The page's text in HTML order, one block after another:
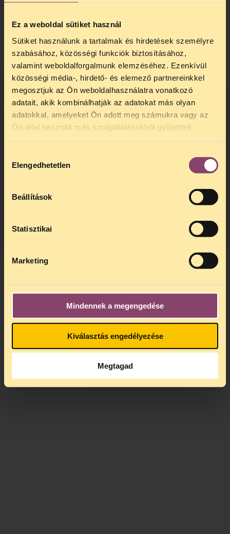
Ez a weboldal sütiket használ
Sütiket használunk a tartalmak és hirdetések személyre
szabásához, közösségi funkciók biztosításához,
valamint weboldalforgalmunk elemzéséhez. Ezenkívül
közösségi média-, hirdető- és elemező partnereinkkel
megosztjuk az Ön weboldalhasználatra vonatkozó
adatait, akik kombinálhatják az adatokat más olyan
adatokkal, amelyeket Ön adott meg számukra vagy az
Ön által használt más szolgáltatásokból gyűjtöttek.
kiválasztása
Elengedhetetlen
Beállítások
Statisztikai
Marketing
Mindennek a megengedése
Kiválasztás engedélyezése
Megtagad
szabályozást tartanak szükségesnek az
a titkosítás iránti elköteleződést és
atömeges megfigyelés megszüntetésétaz
Atlanti óceán mindkét oldalán.
A levél letölthetőinnen.
TELEFONOS JOGSEGÉLY
SZÜNET!
hogytelefonos jogsegélyünk július 27 és
telefonos jogsegély
kedden, 13 és 15 óra között lesz
alatt is elér minket.